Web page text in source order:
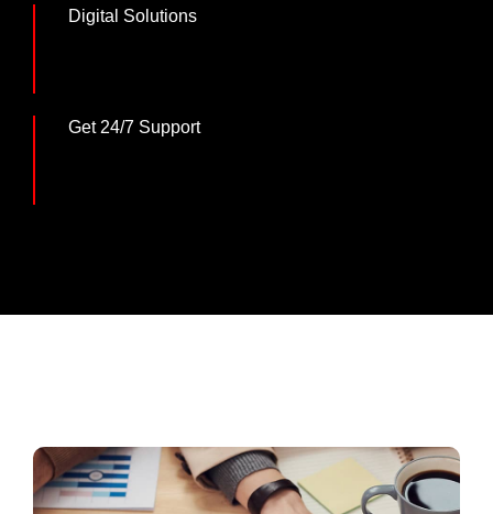
Digital Solutions
Get 24/7 Support